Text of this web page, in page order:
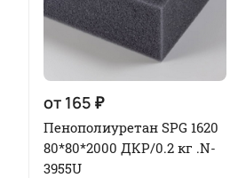
от 165 ₽
Пенополиуретан SPG 1620
80*80*2000 ДКР/0.2 кг .N-
3955U